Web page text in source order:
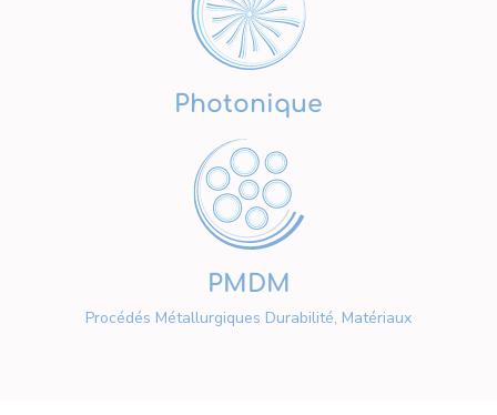
Photonique
PMDM
Procédés Métallurgiques Durabilité, Matériaux